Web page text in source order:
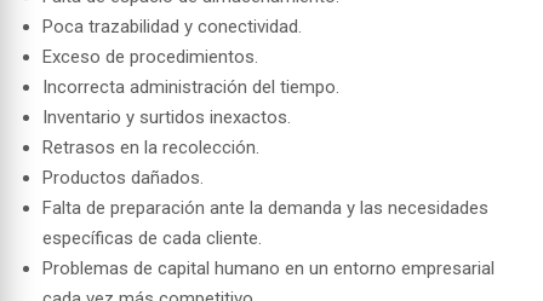
Poca trazabilidad y conectividad.
Exceso de procedimientos.
Incorrecta administración del tiempo.
Inventario y surtidos inexactos.
Retrasos en la recolección.
Productos dañados.
Falta de preparación ante la demanda y las necesidades
específicas de cada cliente.
Problemas de capital humano en un entorno empresarial